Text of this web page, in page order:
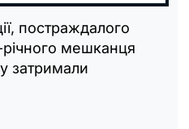
постраждалого
річного мешканця
затримали